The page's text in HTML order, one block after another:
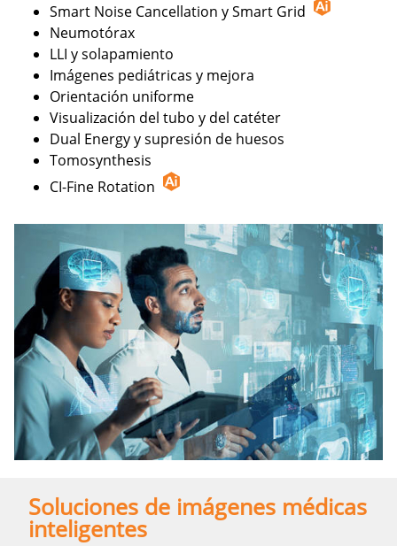
Smart Noise Cancellation y Smart Grid
Neumotórax
LLI y solapamiento
Imágenes pediátricas y mejora
Orientación uniforme
Visualización del tubo y del catéter
Dual Energy y supresión de huesos
Tomosynthesis
CI-Fine Rotation
Soluciones de imágenes médicas
inteligentes